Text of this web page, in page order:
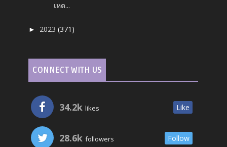
เหต...
► 2023(371)
CONNECT WITH US
34.2k likes Like
28.6k followers Follow